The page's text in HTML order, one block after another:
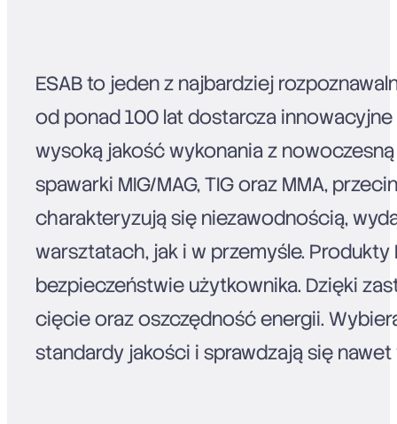
ESAB to jeden z najbardziej
od ponad 100 lat dostarcza
wysoką jakość wykonania z
spawarki MIG/MAG, TIG oraz MMA,
charakteryzują się niezawodnością,
warsztatach, jak i w przemyśle.
bezpieczeństwie użytkownika. Dzięki
cięcie oraz oszczędność energii.
standardy jakości i sprawdzają się